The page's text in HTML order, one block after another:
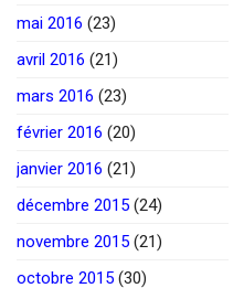
mai 2016 (23)
avril 2016 (21)
mars 2016 (23)
février 2016 (20)
janvier 2016 (21)
décembre 2015 (24)
novembre 2015 (21)
octobre 2015 (30)